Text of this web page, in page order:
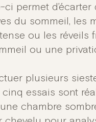
permet d’écarter
du sommeil, les
ou les réveils
ou une
plusieurs
essais sont
chambre